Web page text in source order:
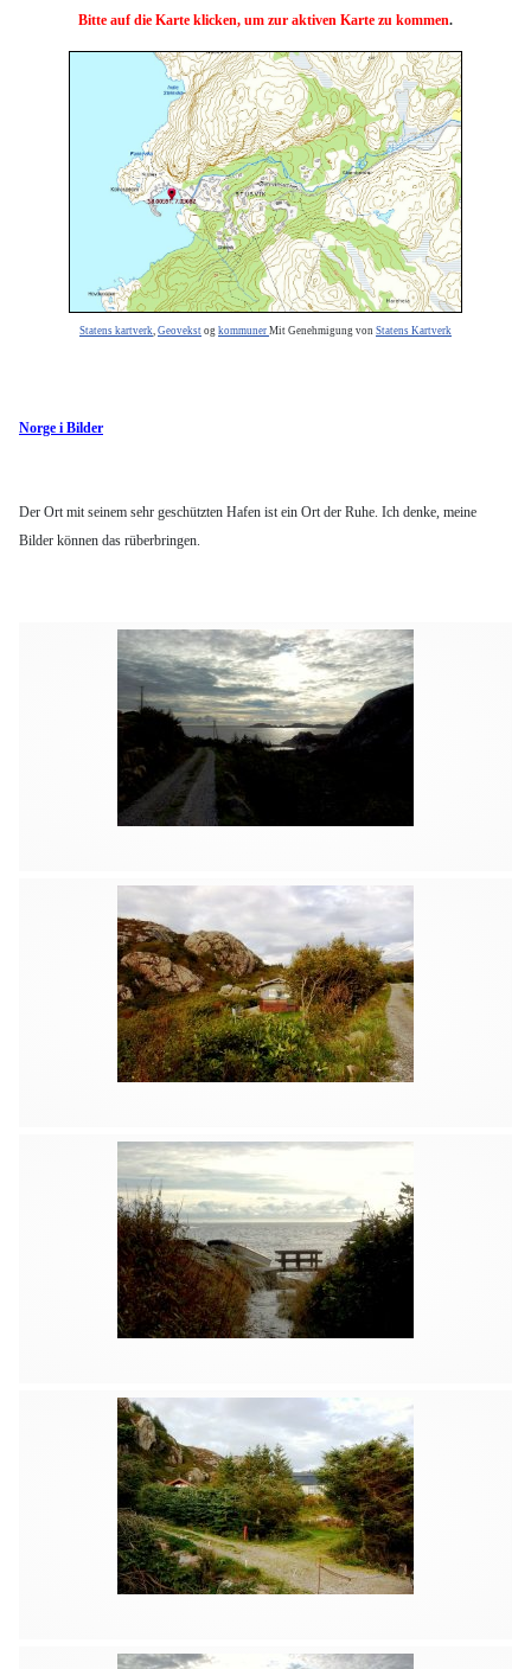
Bitte auf die Karte klicken, um zur aktiven Karte zu kommen.
Statens kartverk, Geovekst og kommuner Mit Genehmigung von Statens Kartverk
Norge i Bilder
Der Ort mit seinem sehr geschützten Hafen ist ein Ort der Ruhe. Ich denke, meine
Bilder können das rüberbringen.